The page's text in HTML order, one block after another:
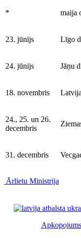
* maija
23. jūnijs Līgo
24. jūnijs Jāņu
18. novembris
24., 25. un 26.
decembris
31. decembris
Ārlietu Ministrija